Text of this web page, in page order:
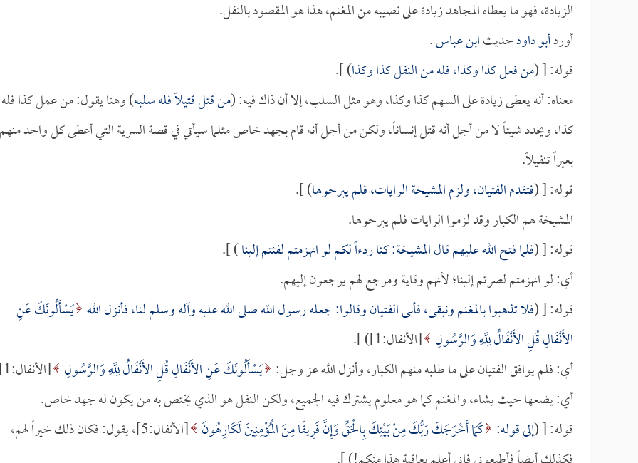
الزيادة، فهو ما يعطاه المجاهد زيادة على نصيبه من المغنم، هذا هو المقصود بالنفل.
أوردأبو داودحديثابن عباس.
قوله: [ (من فعل كذا وكذا، فله من النفل كذا وكذا) ].
معناه: أنه يعطى زيادة على السهم كذا وكذا، وهو مثل السلب، إلا أن ذاك فيه: (من قتل قتيلاً فله سلبه) وهنا يقول: من عمل كذا فله
كذا، ويحدد شيئاً لا من أجل أنه قتل إنساناً، ولكن من أجل أنه قام بجهد خاص مثلما سيأتي في قصة السرية التي أعطى كل واحد
بعيراً تنفيلاً.
قوله: [ (فتقدم الفتيان، ولزم المشيخة الرايات، فلم يبرحوها) ].
المشيخة هم الكبار وقد لزموا الرايات فلم يبرحوها.
قوله: [ (فلما فتح الله عليهم قال المشيخة: كنا ردءاً لكم لو انهزمتم لفئتم إلينا) ].
أي: لو انهزمتم لصرتم إلينا؛ لأنهم وقاية ومرجع لهم يرجعون إليهم.
قوله: [ (فلا تذهبوا بالمغنم ونبقى، فأبى الفتيان وقالوا: جعله رسول الله صلى الله عليه وآله وسلم لنا، فأنزل الله يَسْأَلُونَكَ عَنِ
الأَنْفَالِ قُلِ الأَنْفَالُ لِلَّهِ وَالرَّسُولِ [الأنفال:1]) ].
أي: فلم يوافق الفتيان على ما طلبه منهم الكبار، وأنزل الله عز وجل: يَسْأَلُونَكَ عَنِ الأَنْفَالِ قُلِ الأَنْفَالُ لِلَّهِ وَالرَّسُولِ
أي: يضعها حيث يشاء، والمغنم كما هو معلوم يشترك فيه الجميع، ولكن النفل هو الذي يختص به من يكون له جهد خاص.
قوله: [ (إلى قوله: كَمَا أَخْرَجَكَ رَبُّكَ مِنْ بَيْتِكَ بِالْحَقِّ وَإِنَّ فَرِيقًا مِنَ الْمُؤْمِنِينَ لَكَارِهُونَ
[الأنفال:5]، يقول: فكان ذلك خيراً لهم،